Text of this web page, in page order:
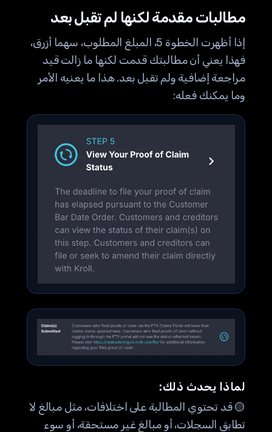
مطالبات مقدمة لكنها لم تقبل بعد
إذا أظهرت الخطوة 5، المبلغ المطلوب، سهما أزرق،
فهذا يعني أن مطالبتك قدمت لكنها ما زالت قيد
مراجعة إضافية ولم تقبل بعد. هذا ما يعنيه الأمر
وما يمكنك فعله:
لماذا يحدث ذلك:
🟡 قد تحتوي المطالبة على اختلافات، مثل مبالغ لا
تطابق السجلات، أو مبالغ غير مستحقة، أو سوء